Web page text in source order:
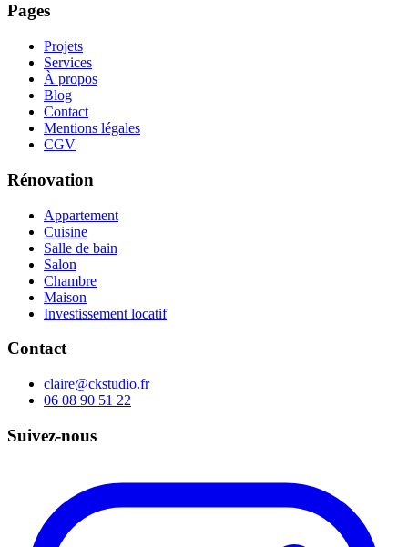
Pages
Projets
Services
À propos
Blog
Contact
Mentions légales
CGV
Rénovation
Appartement
Cuisine
Salle de bain
Salon
Chambre
Maison
Investissement locatif
Contact
claire@ckstudio.fr
06 08 90 51 22
Suivez-nous